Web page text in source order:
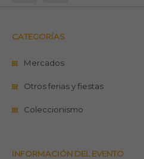
CATEGORÍAS
Mercados
Otros ferias y fiestas
Coleccionismo
INFORMACIÓN DEL EVENTO